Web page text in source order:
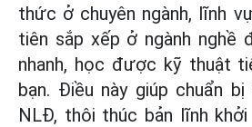
thức ở chuyên ngành, lĩnh
tiên sắp xếp ở ngành nghề
nhanh, học được kỹ thuật
bạn. Điều này giúp chuẩn
NLĐ, thôi thúc bản lĩnh